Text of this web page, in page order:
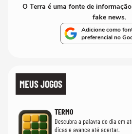
O Terra é uma fonte de
fake news.
Adicione como
preferencial no
MEUS JOGOS
TERMO
Descubra a palavra do dia em
dicas e avance até acertar.